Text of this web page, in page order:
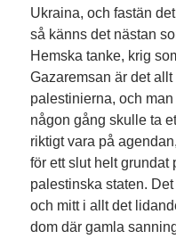
Ukraina, och fastän
så känns det nästan
Hemska tanke, krig
Gazaremsan är det
palestinierna, och
någon gång skulle ta
riktigt vara på
för ett slut helt grundat
palestinska staten.
och mitt i allt det
dom där gamla